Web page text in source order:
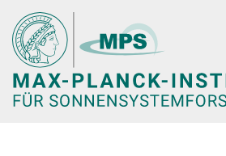
Hauptinhalt